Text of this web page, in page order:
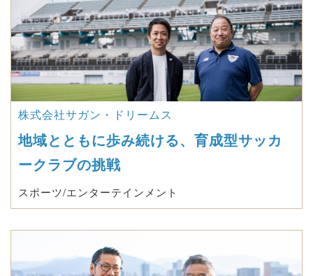
株式会社サガン・ドリームス
地域とともに歩み続ける、育成型サッカ
ークラブの挑戦
スポーツ/エンターテインメント